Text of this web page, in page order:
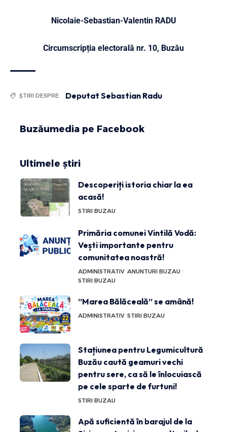
Nicolaie-Sebastian-Valentin RADU
Circumscripția electorală nr. 10, Buzău
ȘTIRI DESPRE: Deputat Sebastian Radu
Buzăumedia pe Facebook
Ultimele știri
Descoperiți istoria chiar la ea
acasă!
STIRI BUZAU
Primăria comunei Vintilă Vodă:
Vești importante pentru
comunitatea noastră!
ADMINISTRATIV ANUNTURI BUZAU
STIRI BUZAU
”Marea Bălăceală” se amână!
ADMINISTRATIV STIRI BUZAU
Stațiunea pentru Legumicultură
Buzău caută geamuri vechi
pentru sere, ca să le înlocuiască
pe cele sparte de furtuni!
STIRI BUZAU
Apă suficientă în barajul de la